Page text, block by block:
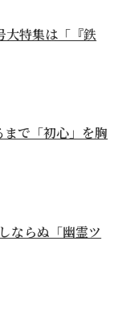
大特集は「『鉄
まで「初心」を胸
ならぬ「幽霊ツ